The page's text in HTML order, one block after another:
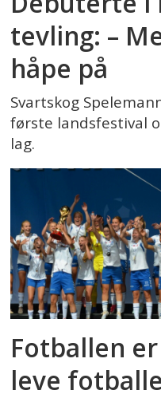
tevling: –
håpe på
Svartskog
første landsfestival
lag.
Fotballen
leve